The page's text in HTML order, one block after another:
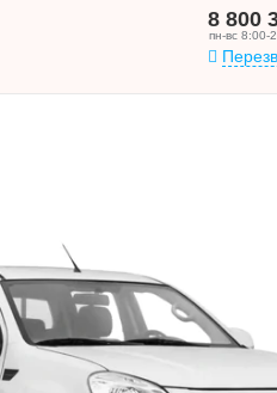
8 800
пн-вс 8:00-